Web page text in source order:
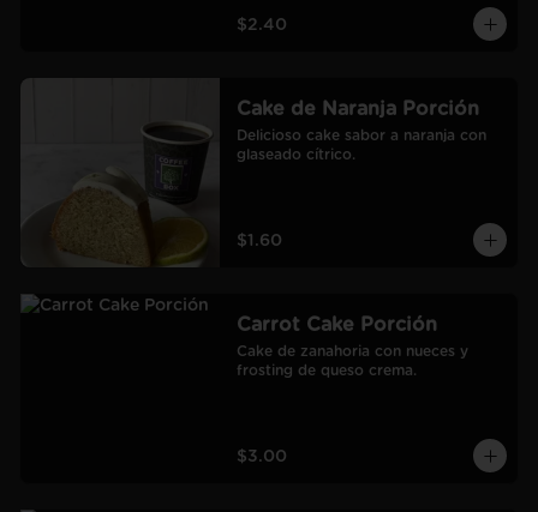
$2.40
Cake de Naranja Porción
Delicioso cake sabor a naranja con
glaseado cítrico.
$1.60
Carrot Cake Porción
Cake de zanahoria con nueces y
frosting de queso crema.
$3.00